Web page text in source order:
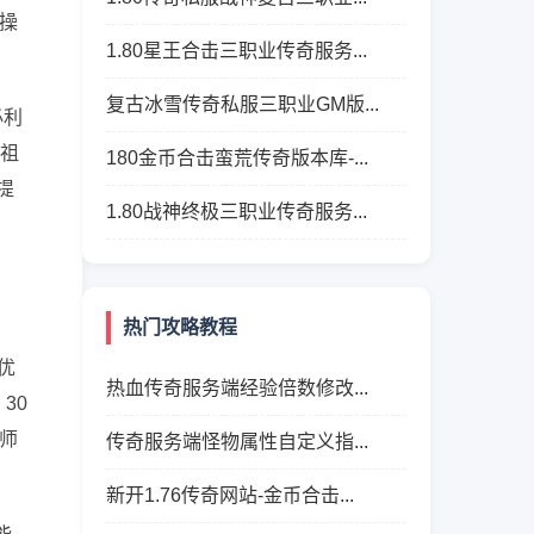
30
1.80星王合击三职业传奇服务...
复古冰雪传奇私服三职业GM版...
180金币合击蛮荒传奇版本库-...
1.80战神终极三职业传奇服务...
热门攻略教程
热血传奇服务端经验倍数修改...
传奇服务端怪物属性自定义指...
新开1.76传奇网站-金币合击...